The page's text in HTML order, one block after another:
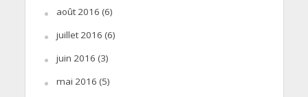
août 2016 (6)
juillet 2016 (6)
juin 2016 (3)
mai 2016 (5)